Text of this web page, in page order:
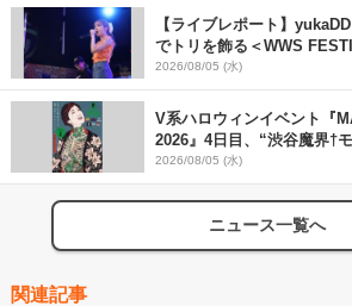
【ライブレポート】
でトリを飾る＜WWS
2026/08/05 (水)
V系ハロウィンイベント『
2026』4日目、“渋谷魔界†
組を発表
2026/08/05 (水)
ニュース一覧へ
関連記事